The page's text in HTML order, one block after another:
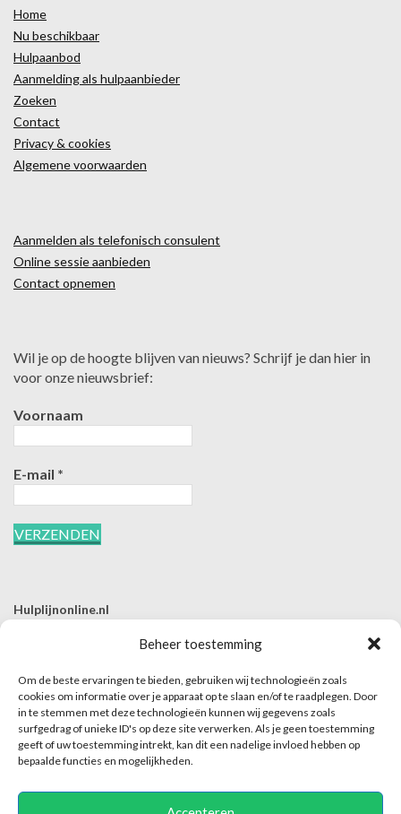
Beheer toestemming
Om de beste ervaringen te bieden, gebruiken wij technologieën zoals
cookies om informatie over je apparaat op te slaan en/of te raadplegen. Door
in te stemmen met deze technologieën kunnen wij gegevens zoals
surfgedrag of unieke ID's op deze site verwerken. Als je geen toestemming
geeft of uw toestemming intrekt, kan dit een nadelige invloed hebben op
bepaalde functies en mogelijkheden.
Home
Nu beschikbaar
Hulpaanbod
Aanmelding als hulpaanbieder
Zoeken
Contact
Privacy & cookies
Algemene voorwaarden
Aanmelden als telefonisch consulent
Online sessie aanbieden
Contact opnemen
Wil je op de hoogte blijven van nieuws? Schrijf je dan hier in
voor onze nieuwsbrief:
Voornaam
E-mail *
Hulplijnonline.nl
E | info@hulplijnonline.nl
Contactformulier
Over Hulplijnonline.nl
Het team van Hulplijnonline.nl